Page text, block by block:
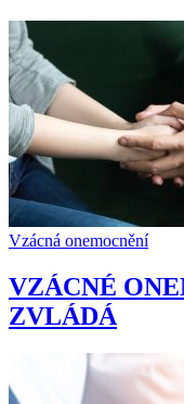
Vzácná onemocnění
VZÁCNÉ
ZVLÁDÁ